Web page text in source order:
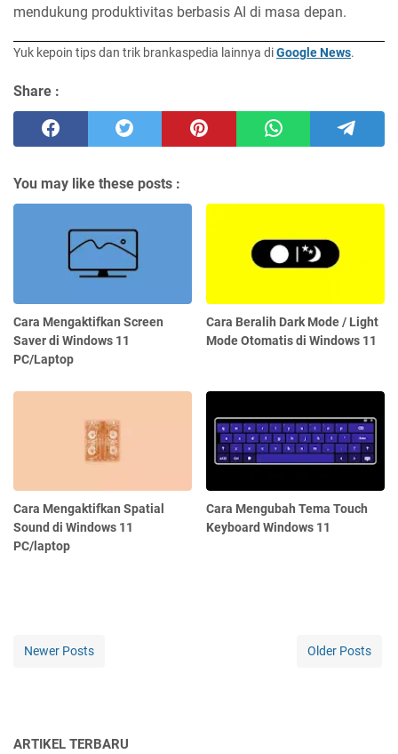
mendukung produktivitas berbasis AI di masa depan.
Yuk kepoin tips dan trik brankaspedia lainnya diGoogle News.
Share :
You may like these posts :
Cara Mengaktifkan Screen
Saver di Windows 11
PC/Laptop
Cara Beralih Dark Mode / Light
Mode Otomatis di Windows 11
Cara Mengaktifkan Spatial
Sound di Windows 11
PC/laptop
Cara Mengubah Tema Touch
Keyboard Windows 11
Newer Posts Older Posts
ARTIKEL TERBARU